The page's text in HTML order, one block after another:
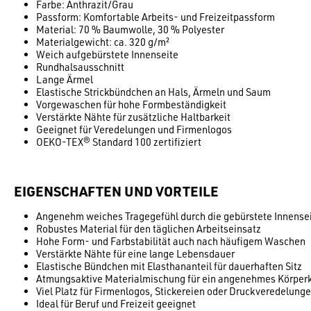
Farbe: Anthrazit/Grau
Passform: Komfortable Arbeits- und Freizeitpassform
Material: 70 % Baumwolle, 30 % Polyester
Materialgewicht: ca. 320 g/m²
Weich aufgebürstete Innenseite
Rundhalsausschnitt
Lange Ärmel
Elastische Strickbündchen an Hals, Ärmeln und Saum
Vorgewaschen für hohe Formbeständigkeit
Verstärkte Nähte für zusätzliche Haltbarkeit
Geeignet für Veredelungen und Firmenlogos
OEKO-TEX® Standard 100 zertifiziert
EIGENSCHAFTEN UND VORTEILE
Angenehm weiches Tragegefühl durch die gebürstete
Robustes Material für den täglichen Arbeitseinsatz
Hohe Form- und Farbstabilität auch nach häufigem Waschen
Verstärkte Nähte für eine lange Lebensdauer
Elastische Bündchen mit Elasthananteil für dauerhaften Sitz
Atmungsaktive Materialmischung für ein angenehmes
Viel Platz für Firmenlogos, Stickereien oder
Ideal für Beruf und Freizeit geeignet